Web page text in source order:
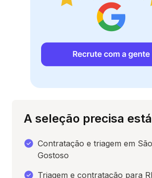
A seleção precisa
Contratação e triagem em
Gostoso
Triagem e contratação para